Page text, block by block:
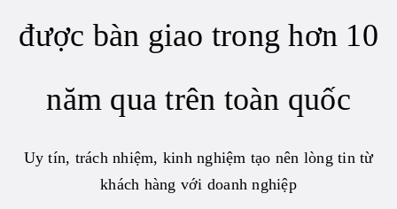
được bàn giao trong hơn 10
năm qua trên toàn quốc
Uy tín, trách nhiệm, kinh nghiệm tạo nên lòng tin từ
khách hàng với doanh nghiệp